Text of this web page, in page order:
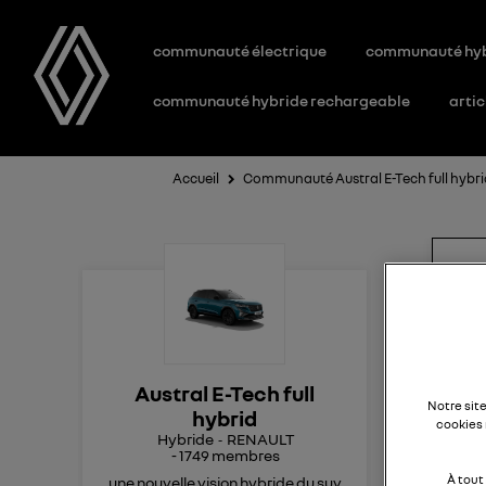
communauté électrique communauté
communauté hybride rechargeable
Accueil Communauté Austral E-Tech full
Austral E-Tech full
hybrid
Hybride
RENAULT
-1749 membres
une nouvelle vision hybride du suv
à
Notre
cookies
À tout